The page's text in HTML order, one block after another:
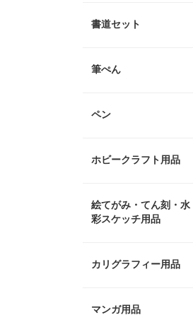
書道セット
筆ぺん
ペン
ホビークラフト用品
絵てがみ・てん刻・水
彩スケッチ用品
カリグラフィー用品
マンガ用品